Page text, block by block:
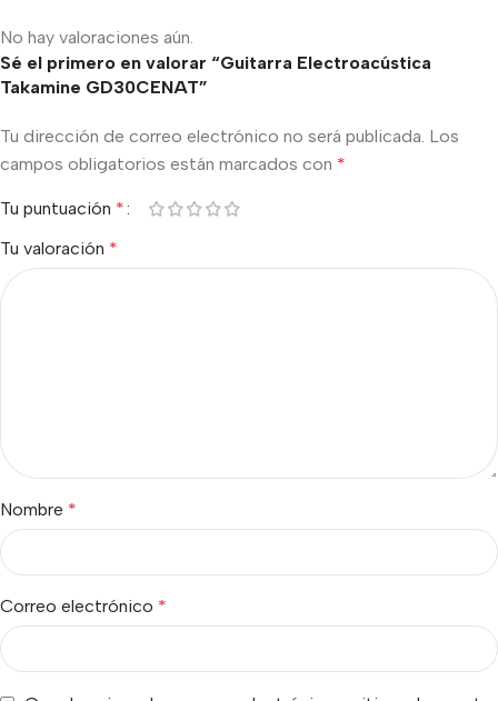
No hay valoraciones aún.
Sé el primero en valorar “Guitarra Electroacústica
Takamine GD30CENAT”
Tu dirección de correo electrónico no será publicada. Los
campos obligatorios están marcados con *
Tu puntuación *
Tu valoración *
Nombre *
Correo electrónico *